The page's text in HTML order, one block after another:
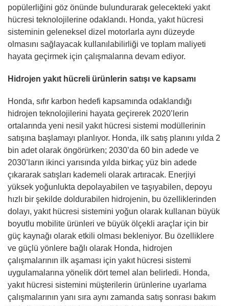
popülerliğini göz önünde bulundurarak gelecekteki yakıt
hücresi teknolojilerine odaklandı. Honda, yakıt hücresi
sisteminin geleneksel dizel motorlarla aynı düzeyde
olmasını sağlayacak kullanılabilirliği ve toplam maliyeti
hayata geçirmek için çalışmalarına devam ediyor.
Hidrojen yakıt hücreli ürünlerin satışı ve kapsamı
Honda, sıfır karbon hedefi kapsamında odaklandığı
hidrojen teknolojilerini hayata geçirerek 2020’lerin
ortalarında yeni nesil yakıt hücresi sistemi modüllerinin
satışına başlamayı planlıyor. Honda, ilk satış planını yılda 2
bin adet olarak öngörürken; 2030’da 60 bin adede ve
2030’ların ikinci yarısında yılda birkaç yüz bin adede
çıkararak satışları kademeli olarak artıracak. Enerjiyi
yüksek yoğunlukta depolayabilen ve taşıyabilen, depoyu
hızlı bir şekilde doldurabilen hidrojenin, bu özelliklerinden
dolayı, yakıt hücresi sistemini yoğun olarak kullanan büyük
boyutlu mobilite ürünleri ve büyük ölçekli araçlar için bir
güç kaynağı olarak etkili olması bekleniyor. Bu özelliklere
ve güçlü yönlere bağlı olarak Honda, hidrojen
çalışmalarının ilk aşaması için yakıt hücresi sistemi
uygulamalarına yönelik dört temel alan belirledi. Honda,
yakıt hücresi sistemini müşterilerin ürünlerine uyarlama
çalışmalarının yanı sıra aynı zamanda satış sonrası bakım